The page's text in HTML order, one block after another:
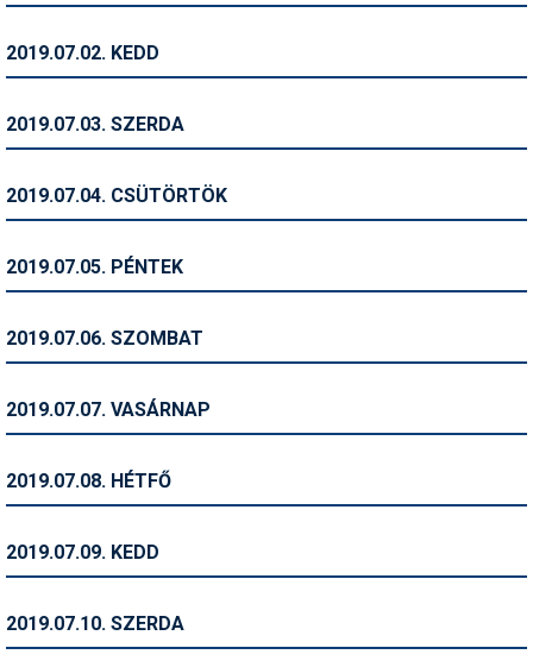
Ingatlan
Kerékpár
Magazinok
Pályázatok
2019.07.02. KEDD
2019.07.03. SZERDA
2019.07.04. CSÜTÖRTÖK
2019.07.05. PÉNTEK
2019.07.06. SZOMBAT
2019.07.07. VASÁRNAP
2019.07.08. HÉTFŐ
2019.07.09. KEDD
2019.07.10. SZERDA